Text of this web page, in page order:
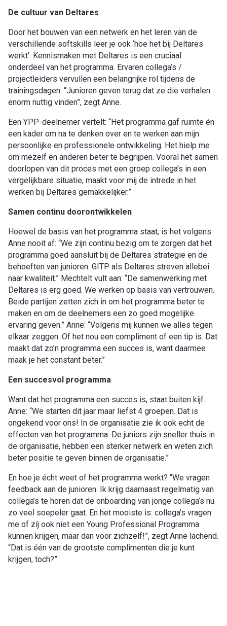
De cultuur van Deltares
Door het bouwen van een netwerk en het leren van de
verschillende softskills leer je ook ‘hoe het bij Deltares
werkt’. Kennismaken met Deltares is een cruciaal
onderdeel van het programma. Ervaren collega’s /
projectleiders vervullen een belangrijke rol tijdens de
trainingsdagen. “Junioren geven terug dat ze die verhalen
enorm nuttig vinden”, zegt Anne.
Een YPP-deelnemer vertelt: “Het programma gaf ruimte én
een kader om na te denken over en te werken aan mijn
persoonlijke en professionele ontwikkeling. Het hielp me
om mezelf en anderen beter te begrijpen. Vooral het samen
doorlopen van dit proces met een groep collega’s in een
vergelijkbare situatie, maakt voor mij de intrede in het
werken bij Deltares gemakkelijker.”
Samen continu doorontwikkelen
Hoewel de basis van het programma staat, is het volgens
Anne nooit af: “We zijn continu bezig om te zorgen dat het
programma goed aansluit bij de Deltares strategie en de
behoeften van junioren. GITP als Deltares streven allebei
naar kwaliteit.” Mechtelt vult aan: “De samenwerking met
Deltares is erg goed. We werken op basis van vertrouwen.
Beide partijen zetten zich in om het programma beter te
maken en om de deelnemers een zo goed mogelijke
ervaring geven.” Anne: “Volgens mij kunnen we alles tegen
elkaar zeggen. Of het nou een compliment of een tip is. Dat
maakt dat zo’n programma een succes is, want daarmee
maak je het constant beter.”
Een succesvol programma
Want dat het programma een succes is, staat buiten kijf.
Anne: “We starten dit jaar maar liefst 4 groepen. Dat is
ongekend voor ons! In de organisatie zie ik ook echt de
effecten van het programma. De juniors zijn sneller thuis in
de organisatie, hebben een sterker netwerk en weten zich
beter positie te geven binnen de organisatie.”
En hoe je écht weet of het programma werkt? “We vragen
feedback aan de junioren. Ik krijg daarnaast regelmatig van
collega’s te horen dat de onboarding van jonge collega’s nu
zo veel soepeler gaat. En het mooiste is: collega’s vragen
me of zíj ook niet een Young Professional Programma
kunnen krijgen, maar dan voor zichzelf!”, zegt Anne lachend.
“Dat is één van de grootste complimenten die je kunt
krijgen, toch?”